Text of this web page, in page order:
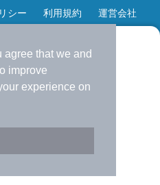
agree that we and
improve
experience on
すくなった
件探ししませんか？
図で物件検索
シー 利用規約 運営会社
Co., Ltd.